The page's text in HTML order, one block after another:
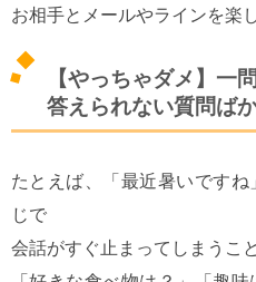
お相手とメールやラインを楽
【やっちゃダメ】一
答えられない質問ば
たとえば、「最近暑いです
じで
会話がすぐ止まってしまうこ